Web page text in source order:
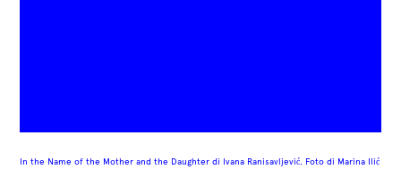
In the Name of the Mother and the Daughter di Ivana Ranisavljević. Foto di Marina Ilić